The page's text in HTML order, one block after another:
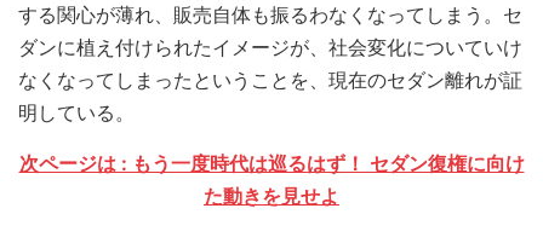
する関心が薄れ、販売自体も振るわなくなってしまう。セ
ダンに植え付けられたイメージが、社会変化についていけ
なくなってしまったということを、現在のセダン離れが証
明している。
次ページは : もう一度時代は巡るはず！ セダン復権に向け
た動きを見せよ